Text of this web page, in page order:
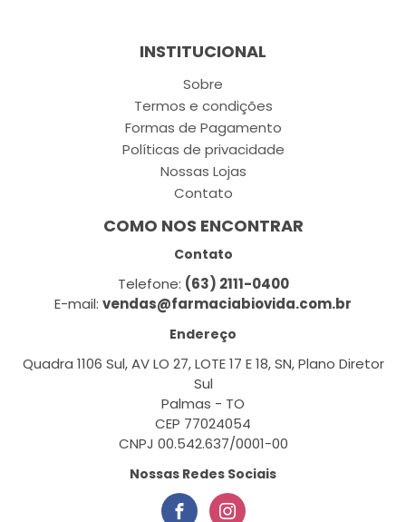
INSTITUCIONAL
Sobre
Termos e condições
Formas de Pagamento
Políticas de privacidade
Nossas Lojas
Contato
COMO NOS ENCONTRAR
Contato
Telefone: (63) 2111-0400
E-mail: vendas@farmaciabiovida.com.br
Endereço
Quadra 1106 Sul, AV LO 27, LOTE 17 E 18, SN, Plano Diretor
Sul
Palmas - TO
CEP 77024054
CNPJ 00.542.637/0001-00
Nossas Redes Sociais